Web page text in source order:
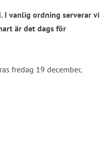
I vanlig ordning serverar vi
är det dags för
fredag 19 december,